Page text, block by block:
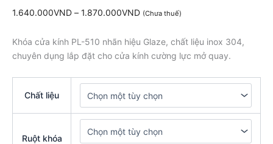
1.640.000VND – 1.870.000VND (Chưa thuế)
Khóa cửa kính PL-510 nhãn hiệu Glaze, chất liệu inox 304,
chuyên dụng lắp đặt cho cửa kính cường lực mở quay.
Chất liệu
Ruột khóa